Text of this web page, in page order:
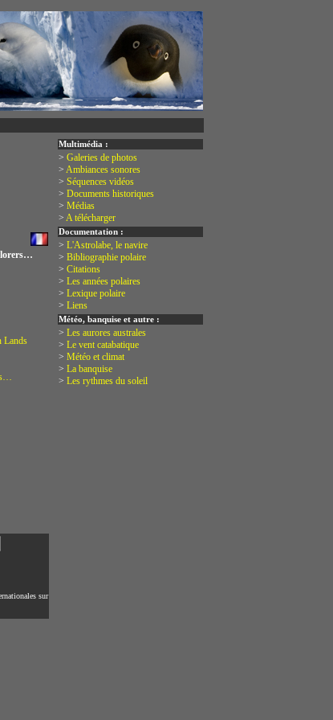
Lands
Multimédia :
> Galeries de photos
> Ambiances sonores
> Séquences vidéos
> Documents historiques
> Médias
> A télécharger
Documentation :
> L'Astrolabe, le navire
> Bibliographie polaire
> Citations
> Les années polaires
> Lexique polaire
> Liens
Météo, banquise et autre :
> Les aurores australes
> Le vent catabatique
> Météo et climat
> La banquise
> Les rythmes du soleil
sur